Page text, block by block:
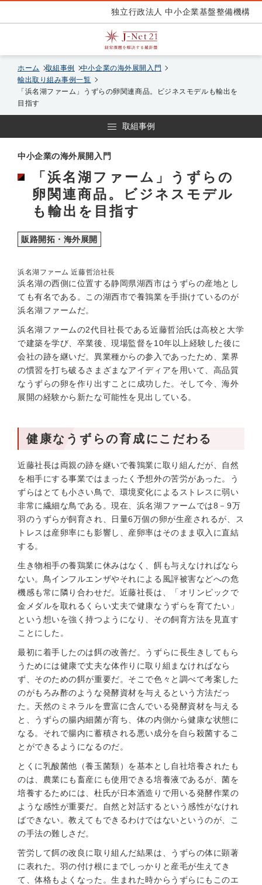
独立行政法人 中小企業基盤整備機構
ホーム 取組事例
中小企業の海外展開入門
輸出取り組み事例一覧
「浜名湖ファーム」うずらの卵関連商品。ビジネスモデルも輸出を
目指す
取組事例
中小企業の海外展開入門
「浜名湖ファーム」うずらの
卵関連商品。ビジネスモデル
も輸出を目指す
販路開拓・海外展開
浜名湖ファーム 近藤哲治社長
浜名湖の西側に位置する静岡県湖西市はうずらの産地とし
ても有名である。この湖西市で養鶉業を手掛けているのが
浜名湖ファームだ。
浜名湖ファームの2代目社長である近藤哲治氏は高校と大学
で建築を学び、卒業後、現場監督を10年以上経験した後に
会社の跡を継いだ。異業種からの参入であったため、業界
の慣習を打ち破るさまざまなアイディアを用いて、高品質
なうずらの卵を作り出すことに成功した。そして今、海外
展開の経験から新たな可能性を見出している。
健康なうずらの育成にこだわる
近藤社長は両親の跡を継いで養鶉業に取り組んだが、自然
を相手にする事業ではまったく予想外の苦労があった。う
ずらはとても小さい鳥で、環境変化によるストレスに弱い
非常に繊細な鳥である。現在、浜名湖ファームでは8－9万
羽のうずらが飼育され、日量6万個の卵が生産されるが、ス
トレスは産卵率にも影響し、産卵率はそのまま収入に直結
する。
生き物相手の養鶏業に休みはなく、餌も与えなければなら
ない。鳥インフルエンザやそれによる風評被害などへの危
機感も常に隣り合わせだ。近藤社長は、「オリンピックで
金メダルを取れるくらい丈夫で健康なうずらを育てたい」
という想いを強く持つようになり、その飼育方法を見直す
ことにした。
最初に着手したのは餌の改善だ。うずらに長生きしてもら
うためには健康で丈夫な体作りに取り組まなければなら
ず、そのための餌が重要だ。そこで色々と調べて考案した
のがもろみ酢のような発酵資材を与えるという方法だっ
た。天然のミネラルを豊富に含んでいる発酵資材を与える
と、うずらの腸内細菌が育ち、体の内側から健康な状態に
なる。それで腸内に蓄積される悪い成分を自ら殺菌するこ
とができるようになるのだ。
とくに乳酸菌他（養玉菌類）を基本とし自社培養されたも
のは、農業にも畜産にも使用できる培養液であるが、菌を
培養するためには、杜氏が日本酒造りで用いる発酵作業の
ような感性が重要だ。自然と対話するという感性がなけれ
ばできない。教えてもできるわけではないというのが、こ
の手法の難しさだ。
苦労して餌の改良に取り組んだ結果は、うずらの体に顕著
に表れた。羽の付け根にまでしっかりと産毛が生えてき
て、体格もよくなった。生まれた時からうずらにもこのエ